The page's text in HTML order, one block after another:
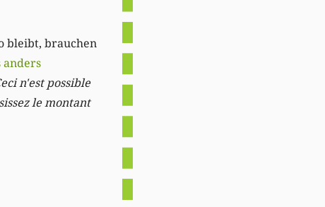
bleibt, brauchen
anders
n'est possible
le montant